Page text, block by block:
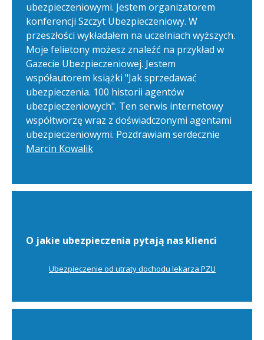
ubezpieczeniowymi. Jestem organizatorem
konferencji Szczyt Ubezpieczeniowy. W
przeszłości wykładałem na uczelniach wyższych.
Moje felietony możesz znaleźć na przykład w
Gazecie Ubezpieczeniowej. Jestem
współautorem książki "Jak sprzedawać
ubezpieczenia. 100 historii agentów
ubezpieczeniowych". Ten serwis internetowy
współtworzę wraz z doświadczonymi agentami
ubezpieczeniowymi. Pozdrawiam serdecznie
Marcin Kowalik
O jakie ubezpieczenia pytają nas klienci
Ubezpieczenie od utraty dochodu lekarza PZU